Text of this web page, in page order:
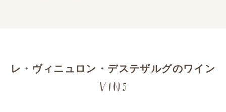
レ・ヴィニュロン・デステザルグのワイン